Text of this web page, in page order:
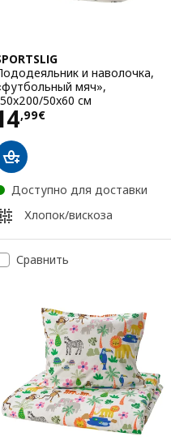
и наволочка,
мяч»,
50x60 см
,99€14,99€
Доступно для доставки
Хлопок/вискоза
Сравнить